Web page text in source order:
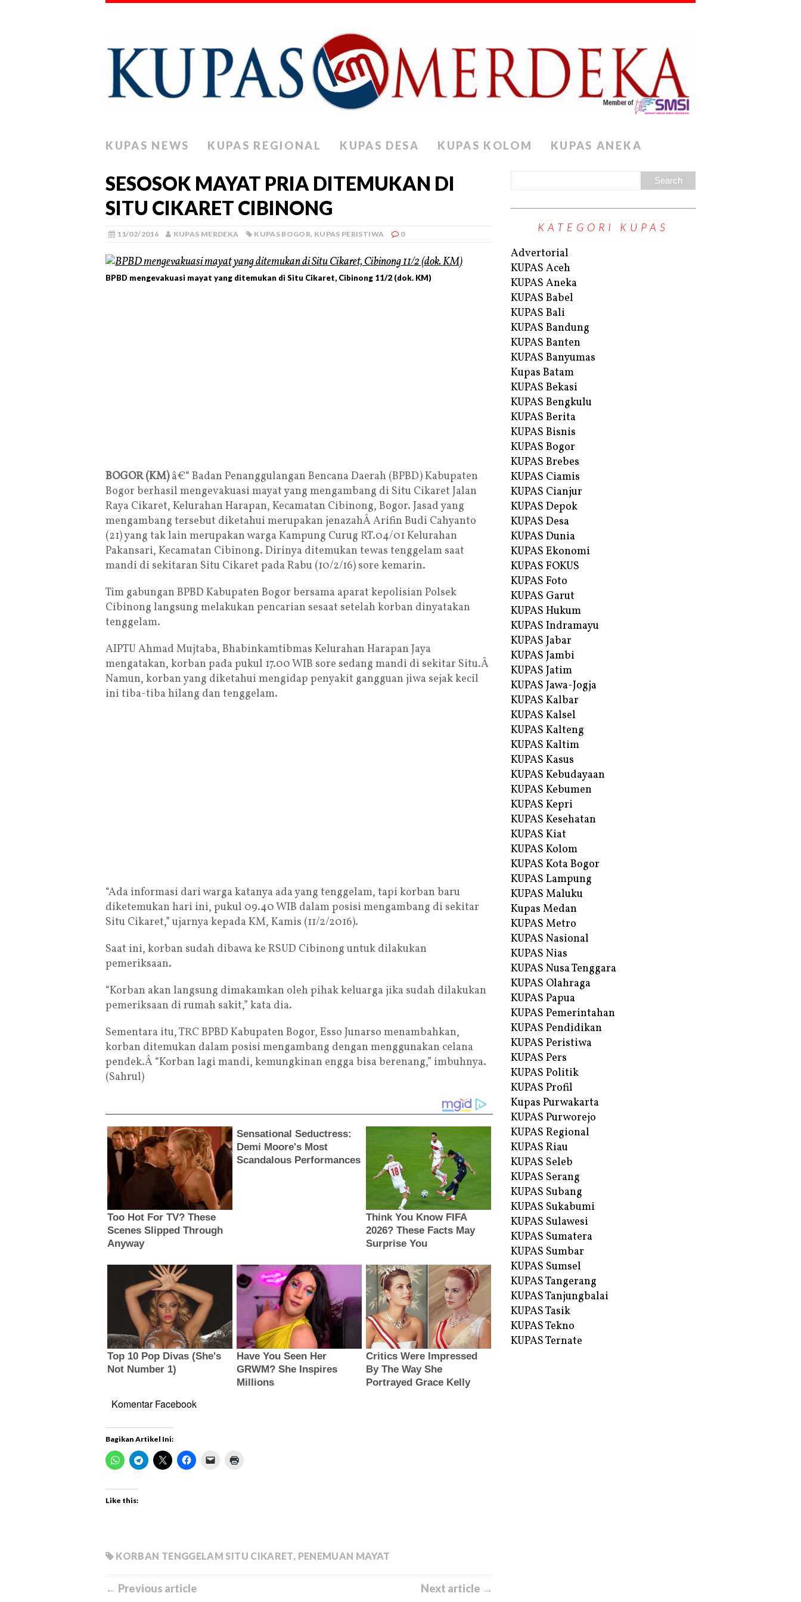
KUPAS NEWS KUPAS REGIONAL KUPAS DESA KUPAS KOLOM KUPAS ANEKA
SESOSOK MAYAT PRIA DITEMUKAN DI
SITU CIKARET CIBINONG
11/02/2016 KUPAS MERDEKA KUPAS BOGOR, KUPAS PERISTIWA 0
BPBD mengevakuasi mayat yang ditemukan di Situ Cikaret, Cibinong 11/2 (dok. KM)
BOGOR (KM)â€“ Badan Penanggulangan Bencana Daerah (BPBD) Kabupaten
Bogor berhasil mengevakuasi mayat yang mengambang di Situ Cikaret Jalan
Raya Cikaret, Kelurahan Harapan, Kecamatan Cibinong, Bogor. Jasad yang
mengambang tersebut diketahui merupakan jenazahÂ Arifin Budi Cahyanto
(21) yang tak lain merupakan warga Kampung Curug RT.04/01 Kelurahan
Pakansari, Kecamatan Cibinong. Dirinya ditemukan tewas tenggelam saat
mandi di sekitaran Situ Cikaret pada Rabu (10/2/16) sore kemarin.
Tim gabungan BPBD Kabupaten Bogor bersama aparat kepolisian Polsek
Cibinong langsung melakukan pencarian sesaat setelah korban dinyatakan
tenggelam.
AIPTU Ahmad Mujtaba, Bhabinkamtibmas Kelurahan Harapan Jaya
mengatakan, korban pada pukul 17.00 WIB sore sedang mandi di sekitar Situ.Â
Namun, korban yang diketahui mengidap penyakit gangguan jiwa sejak kecil
ini tiba-tiba hilang dan tenggelam.
“Ada informasi dari warga katanya ada yang tenggelam, tapi korban baru
diketemukan hari ini, pukul 09.40 WIB dalam posisi mengambang di sekitar
Situ Cikaret,” ujarnya kepada KM, Kamis (11/2/2016).
Saat ini, korban sudah dibawa ke RSUD Cibinong untuk dilakukan
pemeriksaan.
“Korban akan langsung dimakamkan oleh pihak keluarga jika sudah dilakukan
pemeriksaan di rumah sakit,” kata dia.
Sementara itu, TRC BPBD Kabupaten Bogor, Esso Junarso menambahkan,
korban ditemukan dalam posisi mengambang dengan menggunakan celana
pendek.Â “Korban lagi mandi, kemungkinan engga bisa berenang,” imbuhnya.
(Sahrul)
Komentar Facebook
Bagikan Artikel Ini:
Like this:
KORBAN TENGGELAM SITU CIKARET, PENEMUAN MAYAT
← Previous article Next article →
KATEGORI KUPAS
Advertorial
KUPAS Aceh
KUPAS Aneka
KUPAS Babel
KUPAS Bali
KUPAS Bandung
KUPAS Banten
KUPAS Banyumas
Kupas Batam
KUPAS Bekasi
KUPAS Bengkulu
KUPAS Berita
KUPAS Bisnis
KUPAS Bogor
KUPAS Brebes
KUPAS Ciamis
KUPAS Cianjur
KUPAS Depok
KUPAS Desa
KUPAS Dunia
KUPAS Ekonomi
KUPAS FOKUS
KUPAS Foto
KUPAS Garut
KUPAS Hukum
KUPAS Indramayu
KUPAS Jabar
KUPAS Jambi
KUPAS Jatim
KUPAS Jawa-Jogja
KUPAS Kalbar
KUPAS Kalsel
KUPAS Kalteng
KUPAS Kaltim
KUPAS Kasus
KUPAS Kebudayaan
KUPAS Kebumen
KUPAS Kepri
KUPAS Kesehatan
KUPAS Kiat
KUPAS Kolom
KUPAS Kota Bogor
KUPAS Lampung
KUPAS Maluku
Kupas Medan
KUPAS Metro
KUPAS Nasional
KUPAS Nias
KUPAS Nusa Tenggara
KUPAS Olahraga
KUPAS Papua
KUPAS Pemerintahan
KUPAS Pendidikan
KUPAS Peristiwa
KUPAS Pers
KUPAS Politik
KUPAS Profil
Kupas Purwakarta
KUPAS Purworejo
KUPAS Regional
KUPAS Riau
KUPAS Seleb
KUPAS Serang
KUPAS Subang
KUPAS Sukabumi
KUPAS Sulawesi
KUPAS Sumatera
KUPAS Sumbar
KUPAS Sumsel
KUPAS Tangerang
KUPAS Tanjungbalai
KUPAS Tasik
KUPAS Tekno
KUPAS Ternate